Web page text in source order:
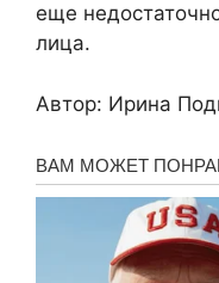
еще
лица.
Автор: Ирина